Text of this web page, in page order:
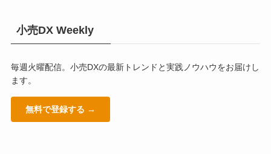
小売DX Weekly
毎週火曜配信。小売DXの最新トレンドと実践ノウハウをお届けし
ます。
無料で登録する →